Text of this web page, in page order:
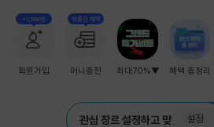
+1,000원
회원가입
첫충전 혜택
머니충전 최대70%▼ 혜택 총정리
관심 장르 설정하고 맞춤 추천
설정